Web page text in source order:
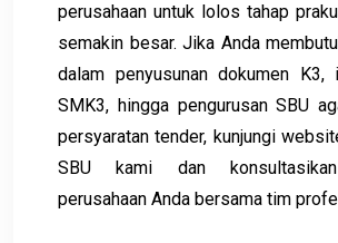
perusahaan untuk lolos tahap
semakin besar. Jika Anda
dalam penyusunan dokumen K3,
SMK3, hingga pengurusan SBU
persyaratan tender, kunjungi
SBU kami dan
perusahaan Anda bersama tim